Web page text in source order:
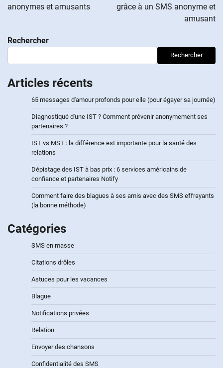
anonymes et amusants
grâce à un SMS anonyme et
amusant
Rechercher
Rechercher
Articles récents
65 messages d'amour profonds pour elle (pour égayer sa journée)
Diagnostiqué d'une IST ? Comment prévenir anonymement ses
partenaires ?
IST vs MST : la différence est importante pour la santé des
relations
Dépistage des IST à bas prix : 6 services américains de
confiance et partenaires Notify
Comment faire des blagues à ses amis avec des SMS effrayants
(la bonne méthode)
Catégories
SMS en masse
Citations drôles
Astuces pour les vacances
Blague
Notifications privées
Relation
Envoyer des chansons
Confidentialité des SMS